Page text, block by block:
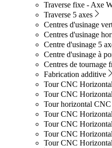
Traverse fixe - Axe
Traverse 5 axes
Centres d'usinage
Centres d'usinage
Centre d'usinage 5
Centre d'usinage à
Centres de tournage
Fabrication additive
Tour CNC
Tour CNC
Tour horizontal
Tour CNC
Tour CNC
Tour CNC
Tour CNC